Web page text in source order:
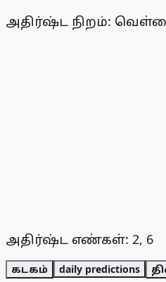
அதிர்ஷ்ட நிறம்:
அதிர்ஷ்ட எண்கள்: 2, 6
கடகம் daily predictions